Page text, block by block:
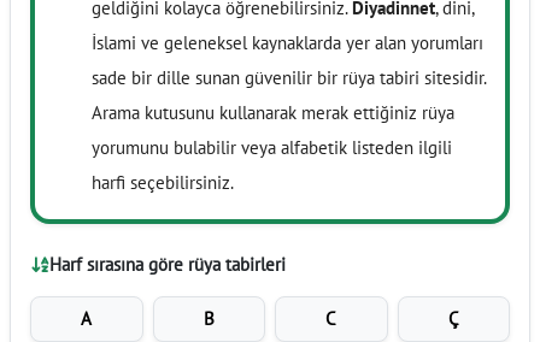
geldiğini kolayca öğrenebilirsiniz. Diyadinnet, dini,
İslami ve geleneksel kaynaklarda yer alan yorumları
sade bir dille sunan güvenilir bir rüya tabiri sitesidir.
Arama kutusunu kullanarak merak ettiğiniz rüya
yorumunu bulabilir veya alfabetik listeden ilgili
harfi seçebilirsiniz.
Harf sırasına göre rüya tabirleri
A B C Ç